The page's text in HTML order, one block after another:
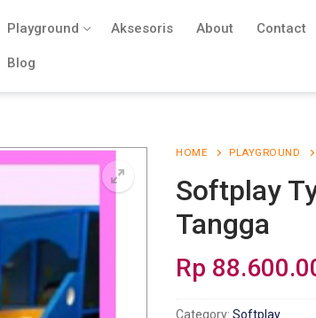
Playground Aksesoris About Contact
Blog
HOME PLAYGROUND
Softplay
Tangga
Rp
Category: Softplay